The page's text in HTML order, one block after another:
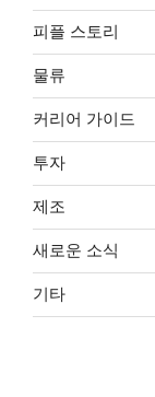
피플 스토리
물류
커리어 가이드
투자
제조
새로운 소식
기타